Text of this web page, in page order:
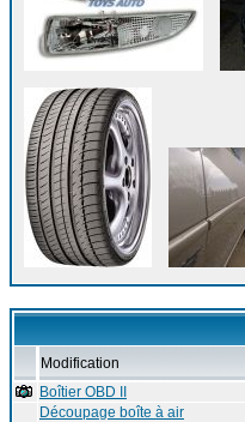
Modification
Boîtier OBD II
Découpage boîte à air